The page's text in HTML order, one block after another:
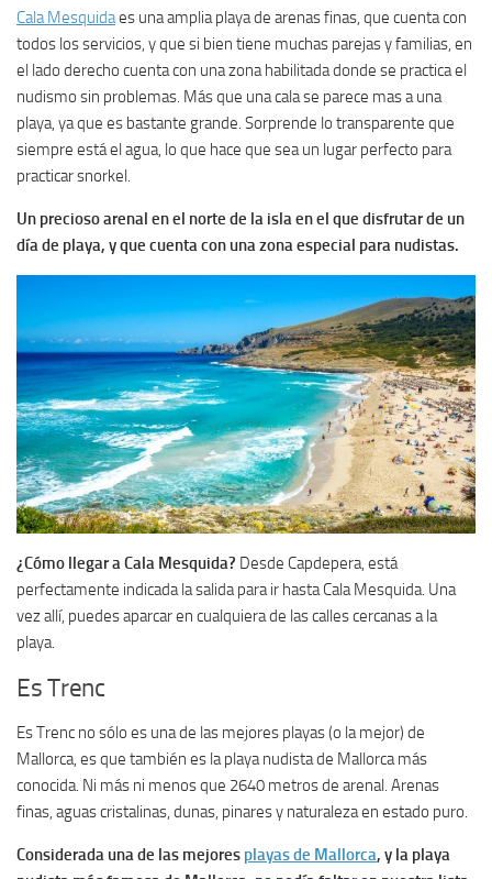
Cala Mesquidaes una amplia playa de arenas finas, que cuenta con
todos los servicios, y que si bien tiene muchas parejas y familias, en
el lado derecho cuenta con una zona habilitada donde se practica el
nudismo sin problemas. Más que una cala se parece mas a una
playa, ya que es bastante grande. Sorprende lo transparente que
siempre está el agua, lo que hace que sea un lugar perfecto para
practicar snorkel.
Un precioso arenal en el norte de la isla en el que disfrutar de un
día de playa, y que cuenta con una zona especial para nudistas.
¿Cómo llegar a Cala Mesquida? Desde Capdepera, está
perfectamente indicada la salida para ir hasta Cala Mesquida. Una
vez allí, puedes aparcar en cualquiera de las calles cercanas a la
playa.
Es Trenc
Es Trenc no sólo es una de las mejores playas (o la mejor) de
Mallorca, es que también es la playa nudista de Mallorca más
conocida. Ni más ni menos que 2640 metros de arenal. Arenas
finas, aguas cristalinas, dunas, pinares y naturaleza en estado puro.
Considerada una de las mejores playas de Mallorca, y la playa